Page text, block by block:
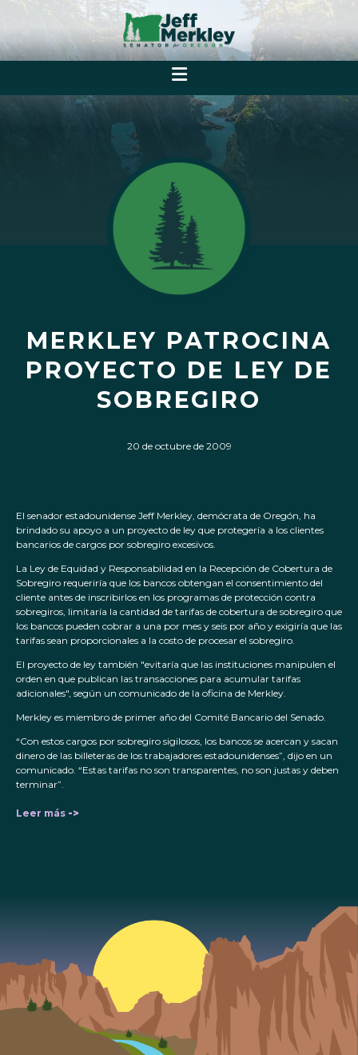
MERKLEY PATROCINA
PROYECTO DE LEY DE
SOBREGIRO
20 de octubre de 2009
El senador estadounidense Jeff Merkley, demócrata de Oregón, ha
brindado su apoyo a un proyecto de ley que protegería a los clientes
bancarios de cargos por sobregiro excesivos.
La Ley de Equidad y Responsabilidad en la Recepción de Cobertura de
Sobregiro requeriría que los bancos obtengan el consentimiento del
cliente antes de inscribirlos en los programas de protección contra
sobregiros, limitaría la cantidad de tarifas de cobertura de sobregiro que
los bancos pueden cobrar a una por mes y seis por año y exigiría que las
tarifas sean proporcionales a la costo de procesar el sobregiro.
El proyecto de ley también "evitaría que las instituciones manipulen el
orden en que publican las transacciones para acumular tarifas
adicionales", según un comunicado de la oficina de Merkley.
Merkley es miembro de primer año del Comité Bancario del Senado.
“Con estos cargos por sobregiro sigilosos, los bancos se acercan y sacan
dinero de las billeteras de los trabajadores estadounidenses”, dijo en un
comunicado. “Estas tarifas no son transparentes, no son justas y deben
terminar”.
Leer más ->